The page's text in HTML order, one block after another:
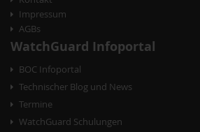
i
o
n
Impressum
AGBs
WatchGuard Infoportal
BOC Infoportal
Technischer Blog und News
Termine
WatchGuard Schulungen